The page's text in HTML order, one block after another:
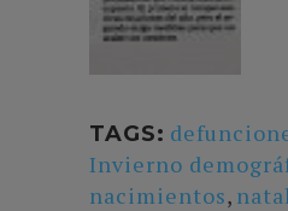
TAGS:
Invierno
nacimientos,